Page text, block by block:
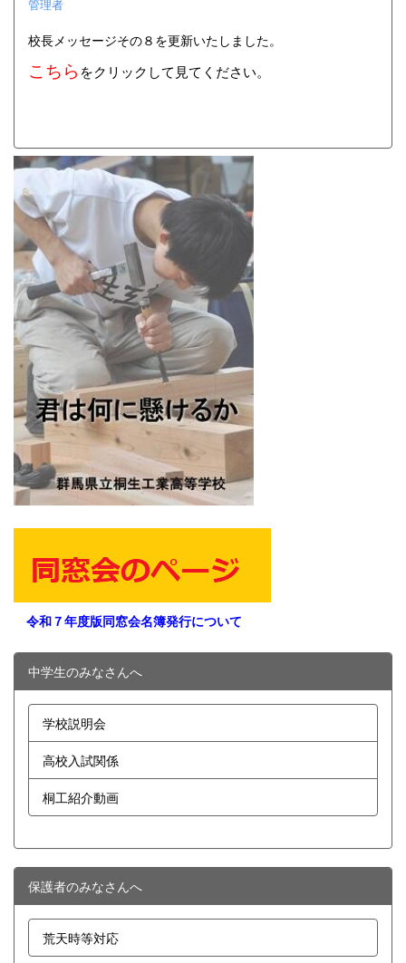
管理者
校長メッセージその８を更新いたしました。
こちら をクリックして見てください。
令和７年度版同窓会名簿発行について
中学生のみなさんへ
学校説明会
高校入試関係
桐工紹介動画
保護者のみなさんへ
荒天時等対応